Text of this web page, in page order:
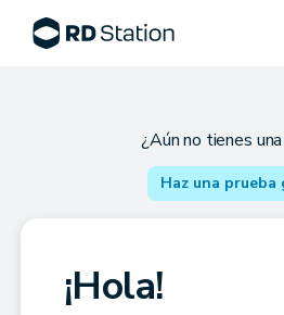
¿Aún no tienes
Haz una
¡Hola!